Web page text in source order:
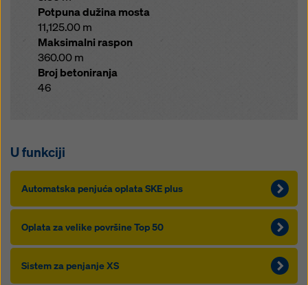
Potpuna dužina mosta
11,125.00 m
Maksimalni raspon
360.00 m
Broj betoniranja
46
U funkciji
Automatska penjuća oplata SKE plus
Oplata za velike površine Top 50
Sistem za penjanje XS